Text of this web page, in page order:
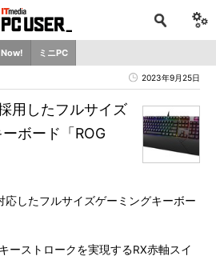
ミニPC
2023年9月25日
用したフルサイズ
ボード「ROG
応したフルサイズゲーミングキーボー
ーストロークを実現するRX赤軸スイ